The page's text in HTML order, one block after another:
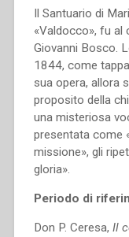
Il Santuario di
«Valdocco», fu al
Giovanni Bosco.
1844, come
sua opera, allora
proposito della
una misteriosa
presentata come
missione», gli
gloria».
Periodo di
Don P. Ceresa, Il